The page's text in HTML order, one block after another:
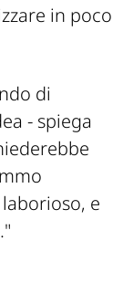
in poco
di
- spiega
e